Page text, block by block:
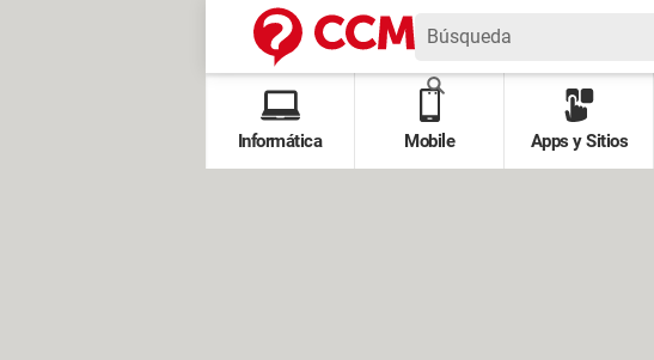
Informática Mobile Apps y Sitios